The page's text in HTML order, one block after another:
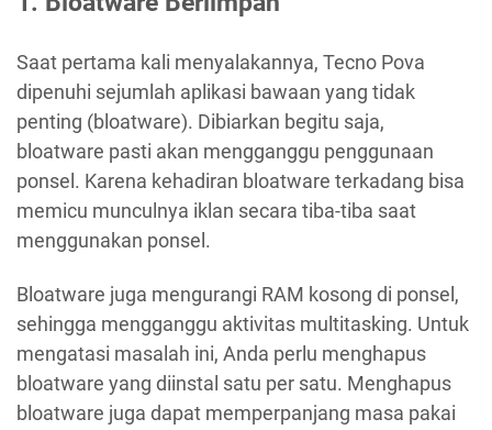
Saat pertama kali menyalakannya, Tecno Pova
dipenuhi sejumlah aplikasi bawaan yang tidak
penting (bloatware). Dibiarkan begitu saja,
bloatware pasti akan mengganggu penggunaan
ponsel. Karena kehadiran bloatware terkadang bisa
memicu munculnya iklan secara tiba-tiba saat
menggunakan ponsel.
Bloatware juga mengurangi RAM kosong di ponsel,
sehingga mengganggu aktivitas multitasking. Untuk
mengatasi masalah ini, Anda perlu menghapus
bloatware yang diinstal satu per satu. Menghapus
bloatware juga dapat memperpanjang masa pakai